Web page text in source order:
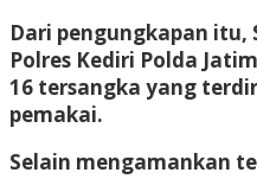
Dari pengungkapan itu,
Polres Kediri Polda
16 tersangka yang
pemakai.
Selain mengamankan